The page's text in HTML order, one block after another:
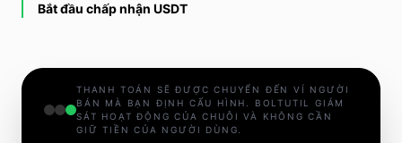
Bắt đầu chấp nhận USDT
THANH TOÁN SẼ ĐƯỢC CHUYỂN ĐẾN VÍ NGƯỜI
BÁN MÀ BẠN ĐỊNH CẤU HÌNH. BOLTUTIL GIÁM
SÁT HOẠT ĐỘNG CỦA CHUỖI VÀ KHÔNG CẦN
GIỮ TIỀN CỦA NGƯỜI DÙNG.